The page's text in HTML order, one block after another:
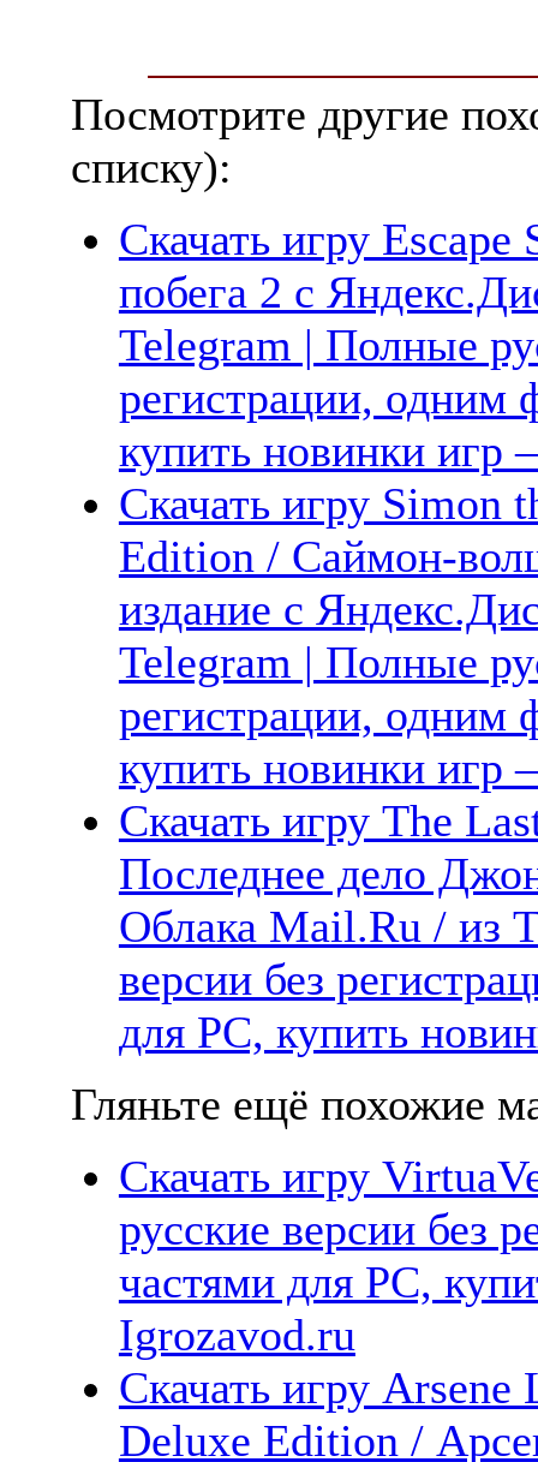
Посмотрите другие
списку):
Скачать игру
побега 2 с
Telegram | Полные
регистрации, одним
купить новинки
Скачать игру Simon
Edition / Саймон-
издание с
Telegram | Полные
регистрации, одним
купить новинки
Скачать игру The
Последнее дело
Облака Mail.Ru / из
версии без
для PC, купить
Гляньте ещё похожие
Скачать игру
русские версии без
частями для PC,
Igrozavod.ru
Скачать игру
Deluxe Edition /